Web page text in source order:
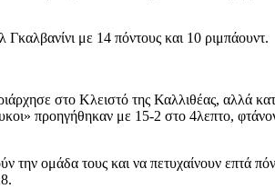
με 14 πόντους και 10 ριμπάουντ.
στο Κλειστό της Καλλιθέας, αλλά
προηγήθηκαν με 15-2 στο 4λεπτο,
ομάδα τους και να πετυχαίνουν επτά